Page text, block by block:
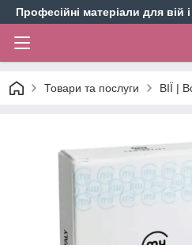
Професійні матеріали для вій
Товари та послуги ВІЇ |